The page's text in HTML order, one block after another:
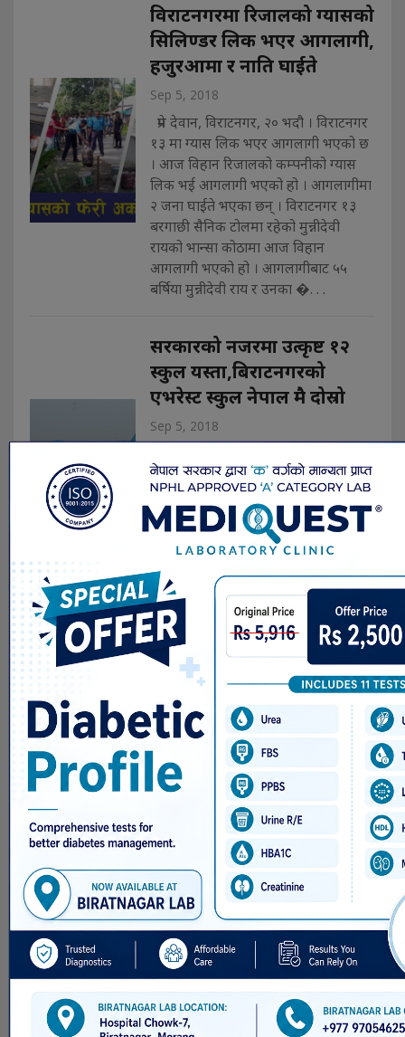
विराटनगरमा रिजालको ग्यासको
सिलिण्डर लिक भएर आगलागी,
हजुरआमा र नाति घाईते
Sep 5, 2018
प्रेम देवान, विराटनगर, २० भदौ । विराटनगर
१३ मा ग्यास लिक भएर आगलागी भएको छ
। आज विहान रिजालको कम्पनीको ग्यास
लिक भई आगलागी भएको हो । आगलागीमा
२ जना घाईते भएका छन् । विराटनगर १३
बरगाछी सैनिक टोलमा रहेको मुन्नीदेवी
रायको भान्सा कोठामा आज विहान
आगलागी भएको हो । आगलागीबाट ५५
बर्षिया मुन्नीदेवी राय र उनका �. . .
सरकारको नजरमा उत्कृष्ट १२
स्कुल यस्ता,बिराटनगरको
एभरेस्ट स्कुल नेपाल मै दोस्रो
Sep 5, 2018
मन्त्रालयले ३९ औँ शिक्षा दिवस तथा
अन्तर्राष्ट्रिय साक्षरता दिवसको अवसरमा
उत्कृष्ट विद्यालयलाई प्रदान गरिने पुरस्कार
घोषणा गरिएको छ । मन्त्रालयका सचिव
खगराज बरालको संयोजत्वमा गठित पुरस्कार
विद्यालय छनोट समितिले सामुदायिक र
संस्थागततर्फ विभिन्न विधामा . . .
अब काठमाडौ–विराटनगर राती
पनि उडान हुने
Sep 5, 2018
विराटनगर भदौ २० । काठमाडौ–विराटनगर
राती पनि प्लेन उड्ने भएको छ । त्रिभुवन
अन्तर्राष्ट्रिय विमानस्थलबाट साँझ ५ः३० देखि
राति ९ः०० बजेसम्म आन्तरिक उडान गर्न
लागिएको हो । हालै आन्तरिकतर्फ बिहान ५
बजेदेखि सेवा दिन सुरु गरिएको जानकारी
दिँदै मन्त्री रविन्द्र अधिकारीले ५ः३० देखि
९ः०० बजेसम्म आन्तरिक उड�. . .
प्रदेश नं १ – विपद् व्यवस्थापन
सम्बन्धमा व्यवस्था गर्न बनेको
Sep 5, 2018